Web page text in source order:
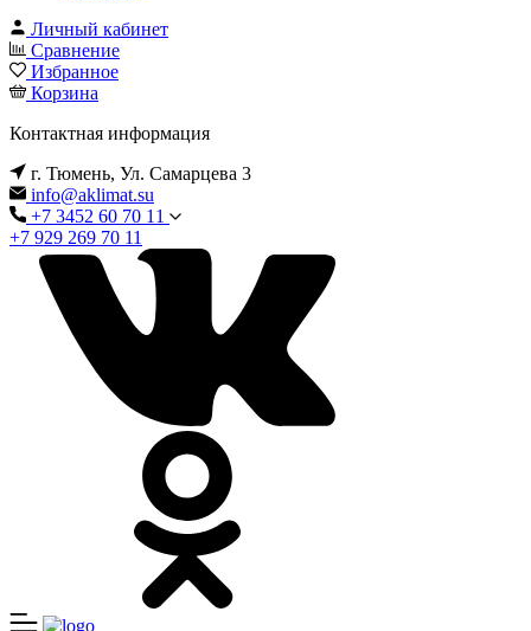
Личный кабинет
Сравнение
Избранное
Корзина
Контактная информация
г. Тюмень, Ул. Самарцева 3
info@aklimat.su
+7 3452 60 70 11
+7 929 269 70 11